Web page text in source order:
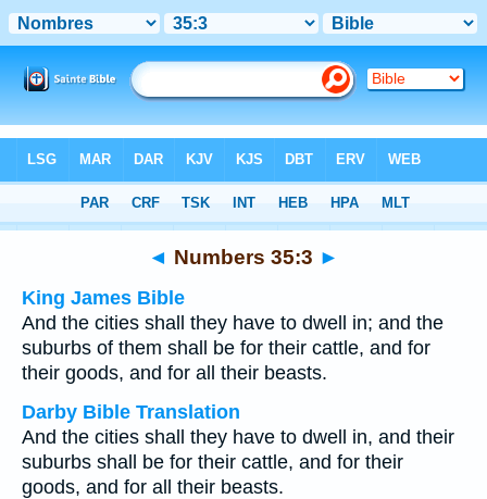
> Numbers 35:3
◄ Numbers 35:3 ►
King James Bible
And the cities shall they have to dwell in; and the
suburbs of them shall be for their cattle, and for
their goods, and for all their beasts.
Darby Bible Translation
And the cities shall they have to dwell in, and their
suburbs shall be for their cattle, and for their
goods, and for all their beasts.